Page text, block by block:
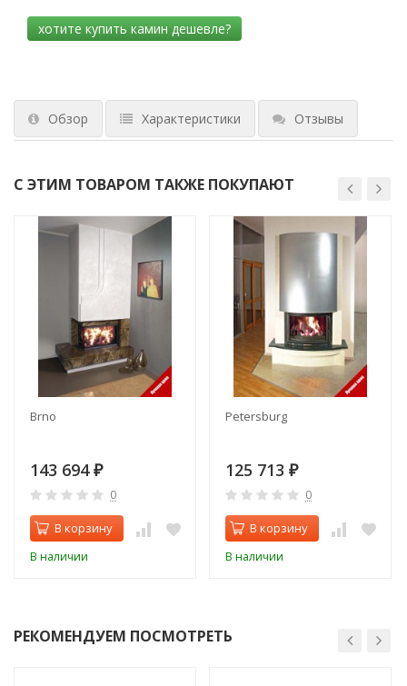
Обзор Характеристики Отзывы
С ЭТИМ ТОВАРОМ ТАКЖЕ ПОКУПАЮТ
Brno
143 694 ₽
0
В корзину
В наличии
Petersburg
125 713 ₽
0
В корзину
В наличии
РЕКОМЕНДУЕМ ПОСМОТРЕТЬ